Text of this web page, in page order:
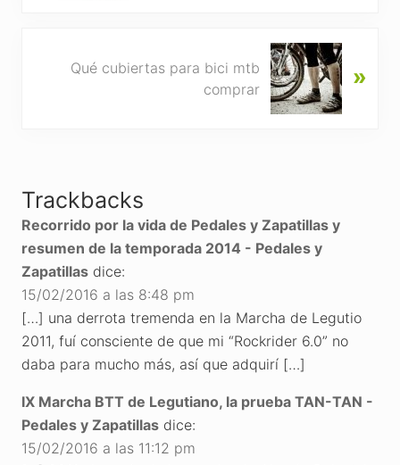
:t
:
Qué cubiertas para bici mtb
comprar
»
Interactions
Trackbacks
Recorrido por la vida de Pedales y Zapatillas y
resumen de la temporada 2014 - Pedales y
Zapatillas dice:
15/02/2016 a las 8:48 pm
[…] una derrota tremenda en la Marcha de Legutio
2011, fuí consciente de que mi “Rockrider 6.0” no
daba para mucho más, así que adquirí […]
IX Marcha BTT de Legutiano, la prueba TAN-TAN -
Pedales y Zapatillas dice:
15/02/2016 a las 11:12 pm